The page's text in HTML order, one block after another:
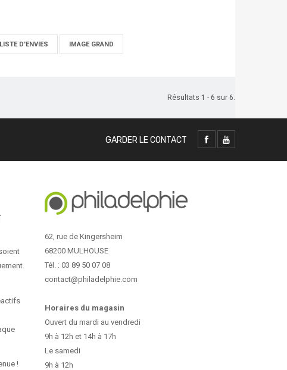
D'ENVIES IMAGE GRAND
Résultats 1 - 6 sur 6.
GARDER LE CONTACT
!
62, rue de Kingersheim
68200 MULHOUSE
Tél. : 03 89 50 07 08
contact@philadelphie.com
Horaires du magasin
Ouvert du mardi au vendredi
9h à 12h et 14h à 17h
Le samedi
9h à 12h